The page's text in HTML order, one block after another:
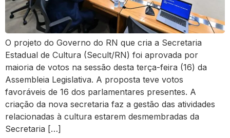
O projeto do Governo do RN que cria a Secretaria
Estadual de Cultura (Secult/RN) foi aprovada por
maioria de votos na sessão desta terça-feira (16) da
Assembleia Legislativa. A proposta teve votos
favoráveis de 16 dos parlamentares presentes. A
criação da nova secretaria faz a gestão das atividades
relacionadas à cultura estarem desmembradas da
Secretaria […]